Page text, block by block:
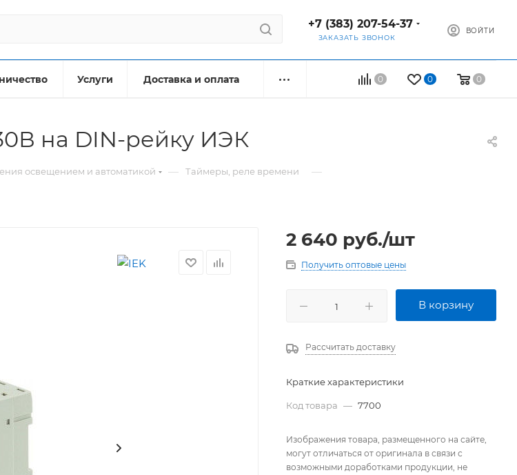
+7 (383) 207-54-37
ЗАКАЗАТЬ ЗВОНОК
ВОЙТИ
0 0 0
Услуги Доставка и оплата
на DIN-рейку ИЭК
освещением и автоматикой — Таймеры, реле времени —
2 640 руб./шт
Получить оптовые цены
В корзину
Рассчитать доставку
Краткие характеристики
Код товара — 7700
Изображения товара, размещенного на сайте,
могут отличаться от оригинала в связи с
возможными доработками продукции, не